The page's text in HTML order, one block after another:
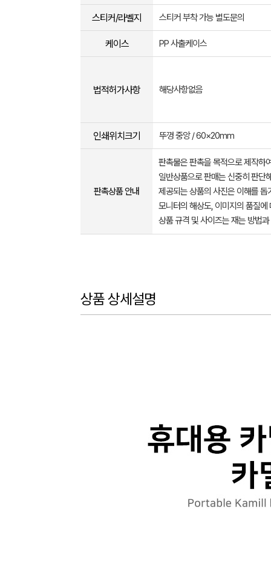
스티커/라벨지 스티커 부착 가능 별도문의
케이스 PP 사출케이스
법적허가사항 해당사항없음
인쇄위치크기 뚜껑 중앙 / 60×20mm
판촉상품 안내
판촉물은 판촉을 목적으로 제작하
일반상품으로 판매는 신중히 판단
제공되는 상품의 사진은 이해를
모니터의 해상도, 이미지의 품질
상품 규격 및 사이즈는 재는 방법
상품 상세설명